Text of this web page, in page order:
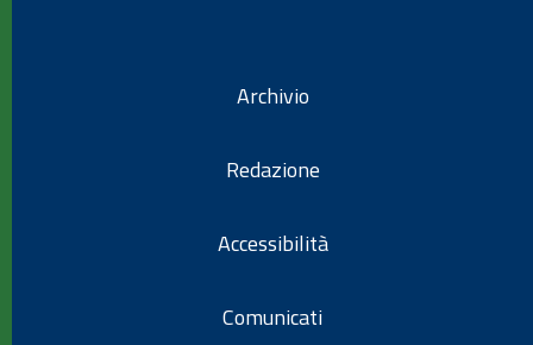
Archivio
Redazione
Accessibilità
Comunicati